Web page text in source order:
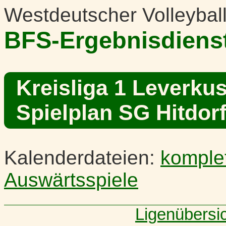
Westdeutscher
BFS-
Kreisliga 1
Spielplan SG
Kalenderdateien:
Auswärtsspiele